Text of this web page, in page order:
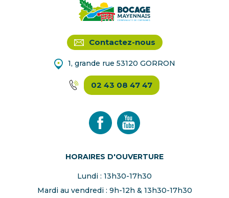
Contactez-nous
1, grande rue 53120 GORRON
02 43 08 47 47
HORAIRES D'OUVERTURE
Lundi : 13h30-17h30
Mardi au vendredi : 9h-12h & 13h30-17h30